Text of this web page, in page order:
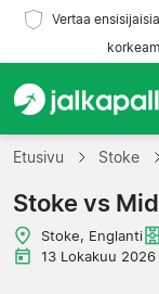
Vertaa
Etusivu
Joukkueet
Liigat
Etusivu Stoke
Stoke vs
Stoke, Englanti
13 Lokakuu 2026